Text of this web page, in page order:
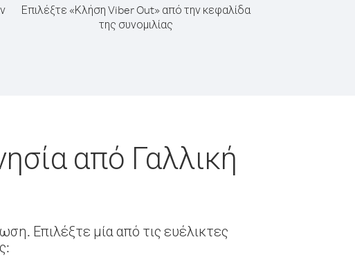
Επιλέξτε «Κλήση Viber Out» από την κεφαλίδα
της συνομιλίας
από Γαλλική
Επιλέξτε μία από τις ευέλικτες